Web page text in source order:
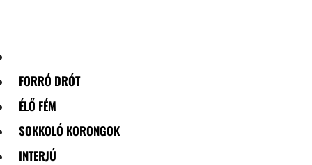
FORRÓ DRÓT
ÉLŐ FÉM
SOKKOLÓ KORONGOK
INTERJÚ